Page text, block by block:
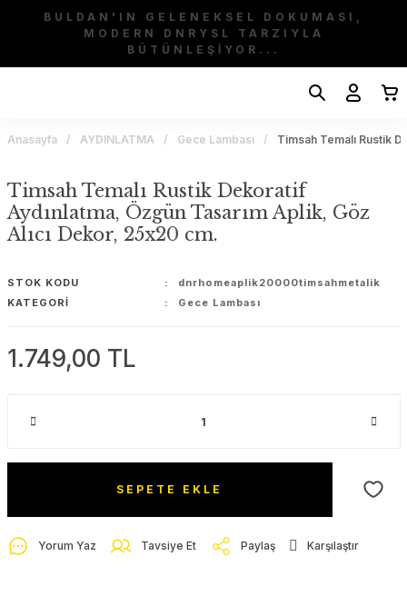
BULDAN'IN GELENEKSEL DOKUMASI,
MODERN DNRYSL TARZIYLA
BÜTÜNLEŞİYOR...
Anasayfa AYDINLATMA Gece Lambası Timsah Temalı Rustik
Timsah Temalı Rustik Dekoratif
Aydınlatma, Özgün Tasarım Aplik, Göz
Alıcı Dekor, 25x20 cm.
STOK KODU
dnrhomeaplik20000timsahmetalik
KATEGORI
Gece Lambası
1.749,00 TL
SEPETE EKLE
Yorum Yaz Tavsiye Et Paylaş Karşılaştır